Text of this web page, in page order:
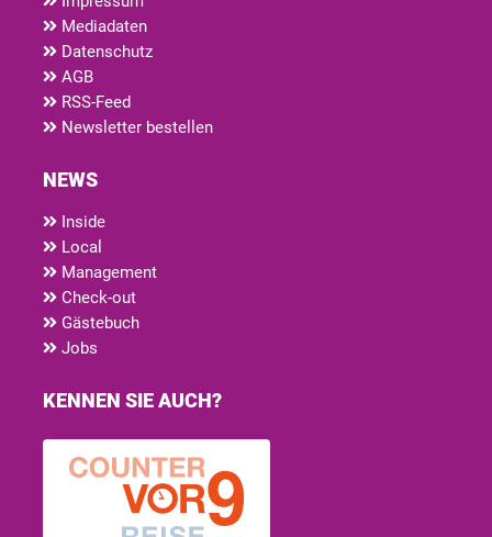
Mediadaten
Datenschutz
AGB
RSS-Feed
Newsletter bestellen
NEWS
Inside
Local
Management
Check-out
Gästebuch
Jobs
KENNEN SIE AUCH?